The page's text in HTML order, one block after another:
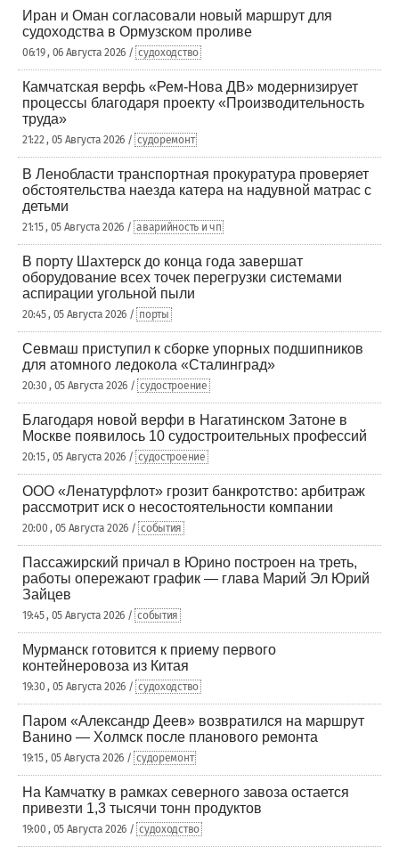
Иран и Оман согласовали новый маршрут для
судоходства в Ормузском проливе
06:19 , 06 Августа 2026 / судоходство
Камчатская верфь «Рем-Нова ДВ» модернизирует
процессы благодаря проекту «Производительность
труда»
21:22 , 05 Августа 2026 / судоремонт
В Ленобласти транспортная прокуратура проверяет
обстоятельства наезда катера на надувной матрас с
детьми
21:15 , 05 Августа 2026 / аварийность и чп
В порту Шахтерск до конца года завершат
оборудование всех точек перегрузки системами
аспирации угольной пыли
20:45 , 05 Августа 2026 / порты
Севмаш приступил к сборке упорных подшипников
для атомного ледокола «Сталинград»
20:30 , 05 Августа 2026 / судостроение
Благодаря новой верфи в Нагатинском Затоне в
Москве появилось 10 судостроительных профессий
20:15 , 05 Августа 2026 / судостроение
ООО «Ленатурфлот» грозит банкротство: арбитраж
рассмотрит иск о несостоятельности компании
20:00 , 05 Августа 2026 / события
Пассажирский причал в Юрино построен на треть,
работы опережают график — глава Марий Эл Юрий
Зайцев
19:45 , 05 Августа 2026 / события
Мурманск готовится к приему первого
контейнеровоза из Китая
19:30 , 05 Августа 2026 / судоходство
Паром «Александр Деев» возвратился на маршрут
Ванино — Холмск после планового ремонта
19:15 , 05 Августа 2026 / судоремонт
На Камчатку в рамках северного завоза остается
привезти 1,3 тысячи тонн продуктов
19:00 , 05 Августа 2026 / судоходство